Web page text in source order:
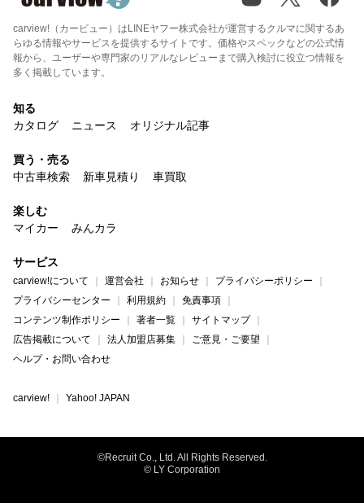
carview!（カービュー）はLINEヤフー株式会社が運営するクルマに関するあ
らゆる情報やサービスを提供するサイトです。価格やスペックなどの公式情
報から、ユーザーや専門家のリアルなレビューまで購入検討に役立つ情報を
多く掲載しています。
知る
カタログ
ニュース オリジナル記事
買う・売る
中古車検索
新車見積り 車買取
楽しむ
マイカー
みんカラ
サービス
carview!について 運営会社 お知らせ
プライバシーポリシー
プライバシーセンター
利用規約
免責事項
コンテンツ制作ポリシー
著者一覧
サイトマップ
広告掲載について
法人加盟店募集
ご意見・ご要望
ヘルプ・お問い合わせ
carview! Yahoo! JAPAN
©Recruit Co., Ltd. All Rights Reserved.
© LY Corporation